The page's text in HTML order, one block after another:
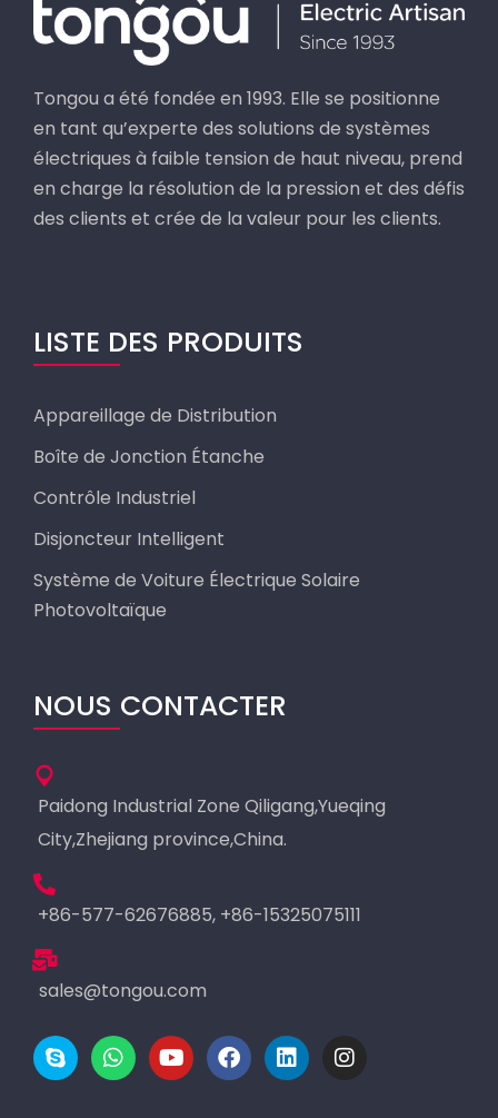
Tongou a été fondée en 1993. Elle se positionne
en tant qu’experte des solutions de systèmes
électriques à faible tension de haut niveau, prend
en charge la résolution de la pression et des défis
des clients et crée de la valeur pour les clients.
LISTE DES PRODUITS
Appareillage de Distribution
Boîte de Jonction Étanche
Contrôle Industriel
Disjoncteur Intelligent
Système de Voiture Électrique Solaire
Photovoltaïque
NOUS CONTACTER
Paidong Industrial Zone Qiligang,Yueqing
City,Zhejiang province,China.
+86-577-62676885, +86-15325075111
sales@tongou.com